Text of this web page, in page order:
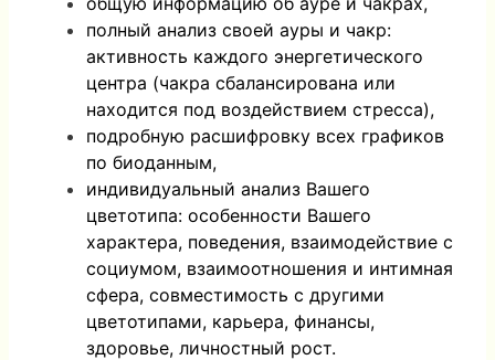
полный анализ своей ауры и чакр:
активность каждого энергетического
центра (чакра сбалансирована или
находится под воздействием стресса),
подробную расшифровку всех графиков
по биоданным,
индивидуальный анализ Вашего
цветотипа: особенности Вашего
характера, поведения, взаимодействие с
социумом, взаимоотношения и интимная
сфера, совместимость с другими
цветотипами, карьера, финансы,
здоровье, личностный рост.